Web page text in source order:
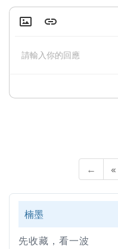
請輸入你的回應
← «
楠墨
先收藏，看一波